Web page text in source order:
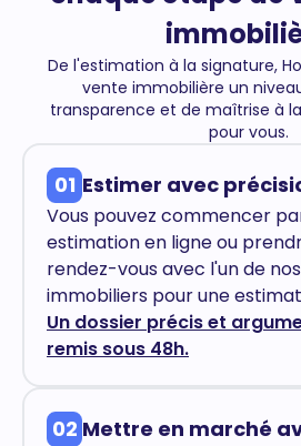
De l'estimation à la signature,
vente immobilière un
transparence et de maîtrise à
pour vous.
01 Estimer avec
Vous pouvez commencer
estimation en ligne ou
rendez-vous avec l'un de
immobiliers pour une
Un dossier précis et
remis sous 48h.
02 Mettre en marché